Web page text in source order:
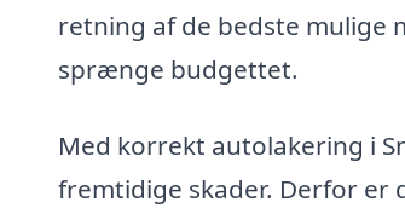
retning af de bedste mulige
sprænge budgettet.
Med korrekt autolakering i
fremtidige skader. Derfor er